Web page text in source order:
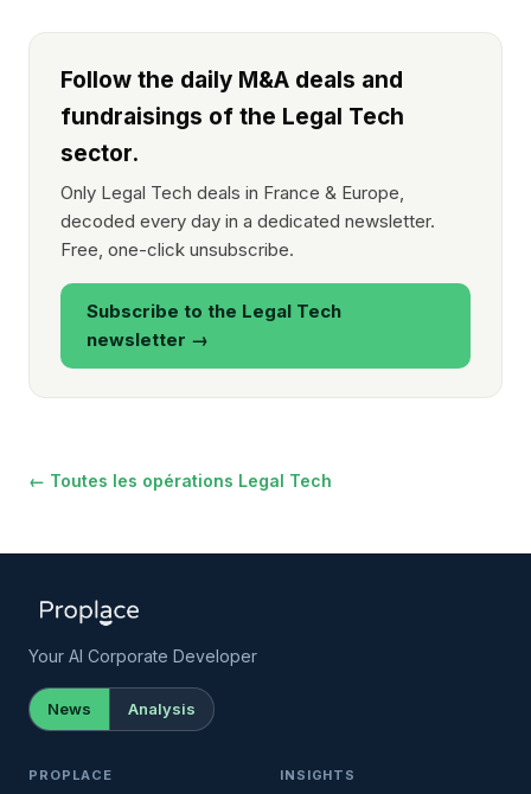
Follow the daily M&A deals and
fundraisings of the Legal Tech
sector.
Only Legal Tech deals in France & Europe,
decoded every day in a dedicated newsletter.
Free, one-click unsubscribe.
Subscribe to the Legal Tech
newsletter →
← Toutes les opérations Legal Tech
Your AI Corporate Developer
News Analysis
PROPLACE INSIGHTS